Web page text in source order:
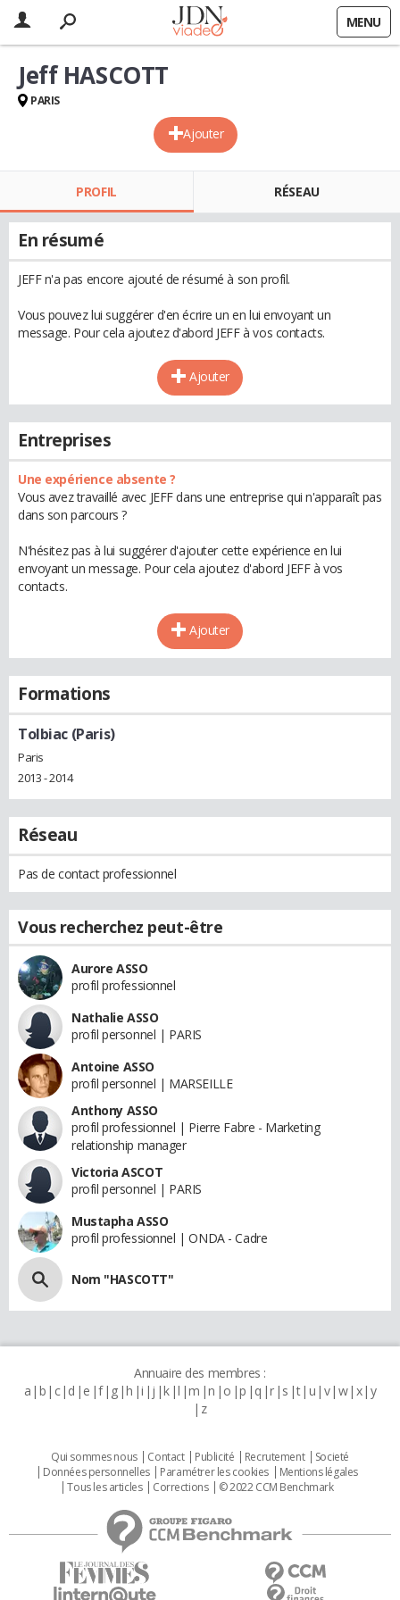
MENU
Ajouter
Jeff HASCOTT
PARIS
PROFIL RÉSEAU
En résumé
JEFF n'a pas encore ajouté de résumé à son profil.
Vous pouvez lui suggérer d'en écrire un en lui envoyant un
message. Pour cela ajoutez d'abord JEFF à vos contacts.
Ajouter
Entreprises
Une expérience absente ?
Vous avez travaillé avec JEFF dans une entreprise qui n'apparaît pas
dans son parcours ?
N'hésitez pas à lui suggérer d'ajouter cette expérience en lui
envoyant un message. Pour cela ajoutez d'abord JEFF à vos
contacts.
Ajouter
Formations
Tolbiac (Paris)
Paris
2013 - 2014
Réseau
Pas de contact professionnel
Vous recherchez peut-être
Aurore ASSO
profil professionnel
Nathalie ASSO
profil personnel | PARIS
Antoine ASSO
profil personnel | MARSEILLE
Anthony ASSO
profil professionnel | Pierre Fabre - Marketing
relationship manager
Victoria ASCOT
profil personnel | PARIS
Mustapha ASSO
profil professionnel | ONDA - Cadre
Nom "HASCOTT"
Annuaire des membres :
a b c d e f g h i j k l m n o p q r s t u v w x y
z
Qui sommes nous Contact Publicité Recrutement
Societé
Données personnelles
Paramétrer les cookies
Mentions légales
Tous les articles
Corrections © 2022 CCM Benchmark